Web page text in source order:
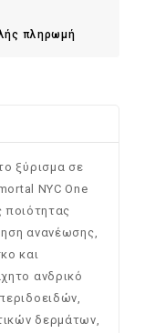
πληρωμή
ξύρισμα σε
NYC One
ανανέωσης,
​​και
ανδρικό
δερμάτων,